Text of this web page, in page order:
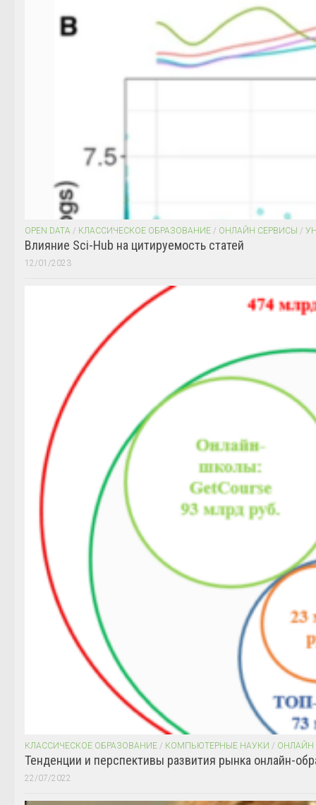
OPEN DATA / КЛАССИЧЕСКОЕ ОБРАЗОВАНИЕ / ОНЛАЙН СЕРВИСЫ /
Влияние Sci-Hub на цитируемость статей
12/01/2023
КЛАССИЧЕСКОЕ ОБРАЗОВАНИЕ / КОМПЬЮТЕРНЫЕ НАУКИ / ОНЛАЙН
Тенденции и перспективы развития рынка онлайн-
22/07/2022